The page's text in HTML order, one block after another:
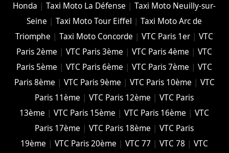
Honda |Taxi Moto La Défense |Taxi Moto Neuilly-sur-
Seine |Taxi Moto Tour Eiffel |Taxi Moto Arc de
Triomphe |Taxi Moto Concorde |VTC Paris 1er |VTC
Paris 2ème |VTC Paris 3ème |VTC Paris 4ème |VTC
Paris 5ème |VTC Paris 6ème |VTC Paris 7ème |VTC
Paris 8ème | VTC Paris 9ème | VTC Paris 10ème | VTC
Paris 11ème |VTC Paris 12ème |VTC Paris
13ème |VTC Paris 15ème |VTC Paris 16ème |VTC
Paris 17ème |VTC Paris 18ème |VTC Paris
19ème |VTC Paris 20ème |VTC 77 |VTC 78 |VTC